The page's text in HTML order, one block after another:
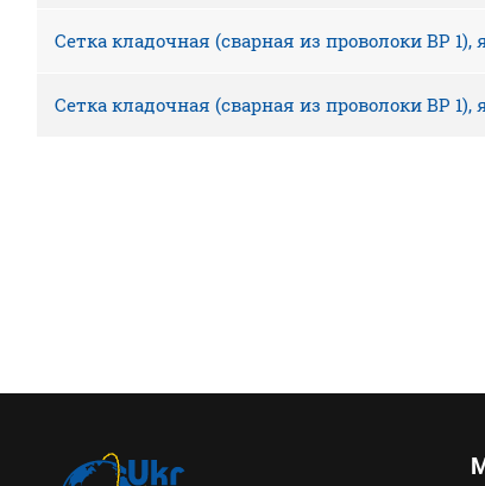
Сетка кладочная (сварная из проволоки ВР
Сетка кладочная (сварная из проволоки ВР